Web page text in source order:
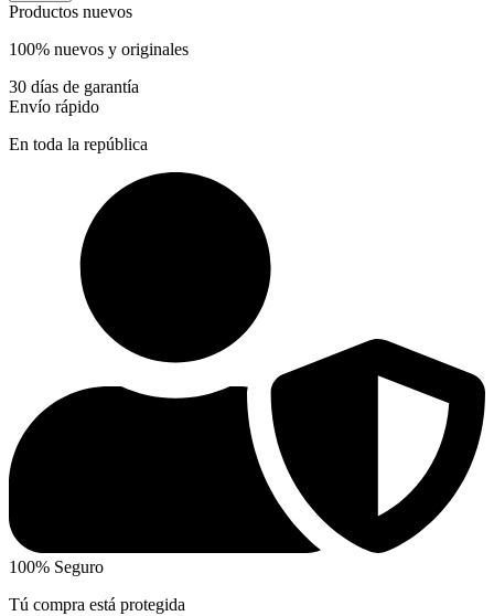
Productos nuevos
100% nuevos y originales
30 días de garantía
Envío rápido
En toda la república
100% Seguro
Tú compra está protegida